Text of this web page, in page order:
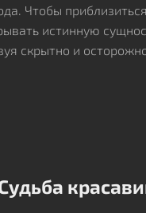
Чтобы
истинную
скрытно и
где
с сомнениями и
и освобождаются